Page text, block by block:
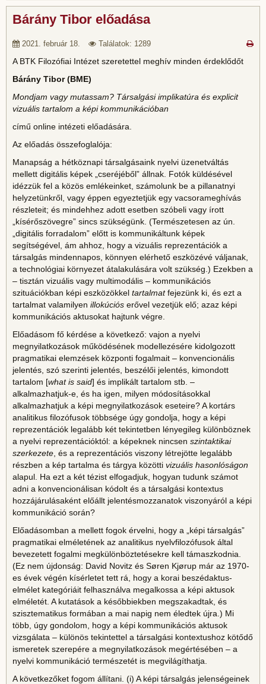
Bárány Tibor előadása
2021. február 18. Találatok: 1289
A BTK Filozófiai Intézet szeretettel meghív minden érdeklődőt
Bárány Tibor (BME)
Mondjam vagy mutassam? Társalgási implikatúra és explicit
vizuális tartalom a képi kommunikációban
című online intézeti előadására.
Az előadás összefoglalója:
Manapság a hétköznapi társalgásaink nyelvi üzenetváltás
mellett digitális képek „cseréjéből” állnak. Fotók küldésével
idézzük fel a közös emlékeinket, számolunk be a pillanatnyi
helyzetünkről, vagy éppen egyeztetjük egy vacsorameghívás
részleteit; és mindehhez adott esetben szóbeli vagy írott
„kísérőszövegre” sincs szükségünk. (Természetesen az ún.
„digitális forradalom” előtt is kommunikáltunk képek
segítségével, ám ahhoz, hogy a vizuális reprezentációk a
társalgás mindennapos, könnyen elérhető eszközévé váljanak,
a technológiai környezet átalakulására volt szükség.) Ezekben a
– tisztán vizuális vagy multimodális – kommunikációs
szituációkban képi eszközökkel tartalmatfejezünk ki, és ezt a
tartalmat valamilyen illokúciós erővel vezetjük elő; azaz képi
kommunikációs aktusokat hajtunk végre.
Előadásom fő kérdése a következő: vajon a nyelvi
megnyilatkozások működésének modellezésére kidolgozott
pragmatikai elemzések központi fogalmait – konvencionális
jelentés, szó szerinti jelentés, beszélői jelentés, kimondott
tartalom [what is said] és implikált tartalom stb. –
alkalmazhatjuk-e, és ha igen, milyen módosításokkal
alkalmazhatjuk a képi megnyilatkozások eseteire? A kortárs
analitikus filozófusok többsége úgy gondolja, hogy a képi
reprezentációk legalább két tekintetben lényegileg különböznek
a nyelvi reprezentációktól: a képeknek nincsen szintaktikai
szerkezete , és a reprezentációs viszony létrejötte legalább
részben a kép tartalma és tárgya közötti vizuális hasonlóságon
alapul. Ha ezt a két tézist elfogadjuk, hogyan tudunk számot
adni a konvencionálisan kódolt és a társalgási kontextus
hozzájárulásaként előállt jelentésmozzanatok viszonyáról a képi
kommunikáció során?
Előadásomban a mellett fogok érvelni, hogy a „képi társalgás”
pragmatikai elméletének az analitikus nyelvfilozófusok által
bevezetett fogalmi megkülönböztetésekre kell támaszkodnia.
(Ez nem újdonság: David Novitz és Søren Kjørup már az 1970-
es évek végén kísérletet tett rá, hogy a korai beszédaktus-
elmélet kategóriáit felhasználva megalkossa a képi aktusok
elméletét. A kutatások a későbbiekben megszakadtak, és
szisztematikus formában a mai napig nem éledtek újra.) Mi
több, úgy gondolom, hogy a képi kommunikációs aktusok
vizsgálata – különös tekintettel a társalgási kontextushoz kötődő
ismeretek szerepére a megnyilatkozások megértésében – a
nyelvi kommunikáció természetét is megvilágíthatja.
A következőket fogom állítani. (i) A képi társalgás jelenségeinek